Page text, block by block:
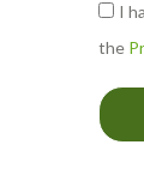
I
the